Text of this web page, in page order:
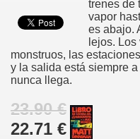
trenes de
vapor
es abajo.
lejos.
monstruos, las
y la salida está siempre
nunca llega.
23.90 €
22.71 €